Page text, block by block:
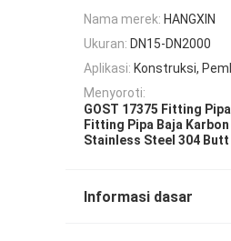
Nama merek: HANGXIN
Ukuran: DN15-DN2000
Aplikasi: Konstruksi,
Menyoroti:
GOST 17375 Fitting
Fitting Pipa Baja
Stainless Steel 304 Butt
Informasi dasar